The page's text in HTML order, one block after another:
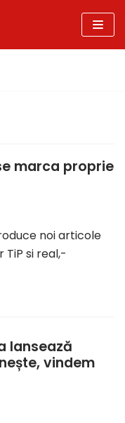
marca proprie
noi articole
si real,-
lansează
vindem